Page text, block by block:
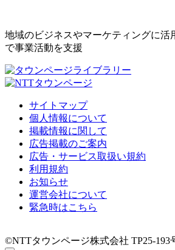
地域のビジネスやマーケティングに活
で事業活動を支援
サイトマップ
個人情報について
掲載情報に関して
広告掲載のご案内
広告・サービス取扱い規約
利用規約
お知らせ
運営会社について
緊急時はこちら
©NTTタウンページ株式会社 TP25-193